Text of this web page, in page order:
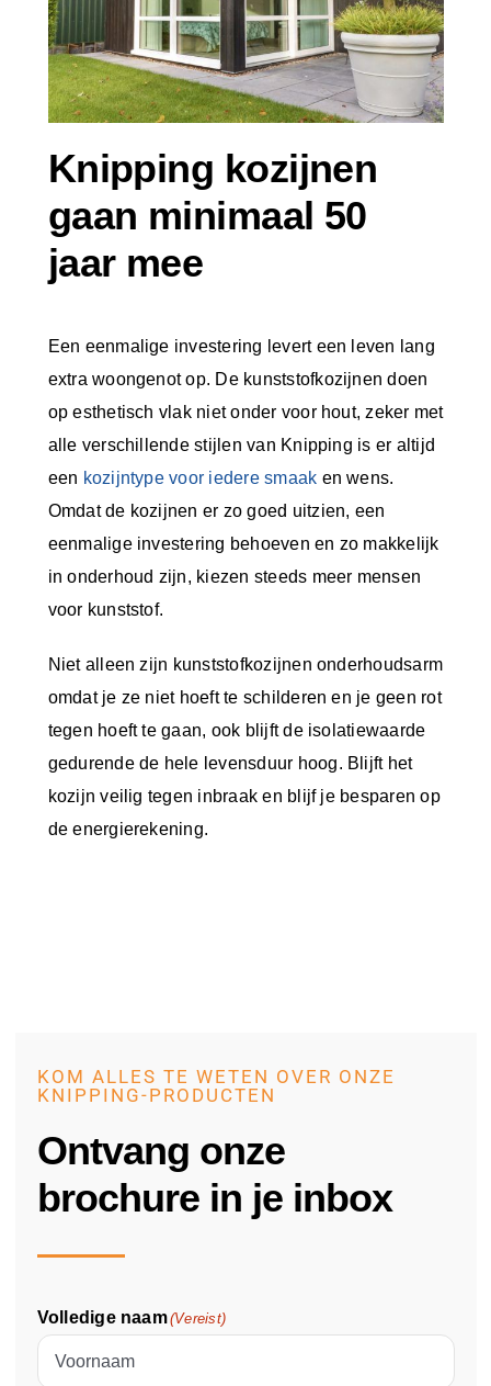
Knipping kozijnen
gaan minimaal 50
jaar mee
Een eenmalige investering levert een leven lang
extra woongenot op. De kunststofkozijnen doen
op esthetisch vlak niet onder voor hout, zeker met
alle verschillende stijlen van Knipping is er altijd
een kozijntype voor iedere smaak en wens.
Omdat de kozijnen er zo goed uitzien, een
eenmalige investering behoeven en zo makkelijk
in onderhoud zijn, kiezen steeds meer mensen
voor kunststof.
Niet alleen zijn kunststofkozijnen onderhoudsarm
omdat je ze niet hoeft te schilderen en je geen rot
tegen hoeft te gaan, ook blijft de isolatiewaarde
gedurende de hele levensduur hoog. Blijft het
kozijn veilig tegen inbraak en blijf je besparen op
de energierekening.
KOM ALLES TE WETEN OVER ONZE
KNIPPING-PRODUCTEN
Ontvang onze
brochure in je inbox
Volledige naam(Vereist)